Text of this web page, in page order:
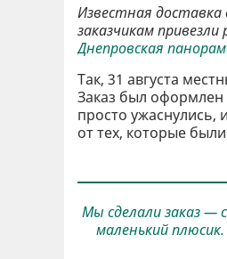
Известная доставка
заказчикам
Днепровская
Так, 31 августа
Заказ был оформлен
просто ужаснулись,
от тех, которые
Мы сделали заказ —
маленький